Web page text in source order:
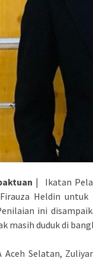
| Ikatan
Heldin
ini
masih duduk di
Aceh Selatan,